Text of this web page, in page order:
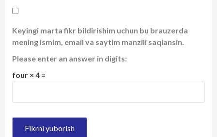
Keyingi marta fikr bildirishim uchun bu brauzerda
mening ismim, email va saytim manzili saqlansin.
Please enter an answer in digits:
four × 4 =